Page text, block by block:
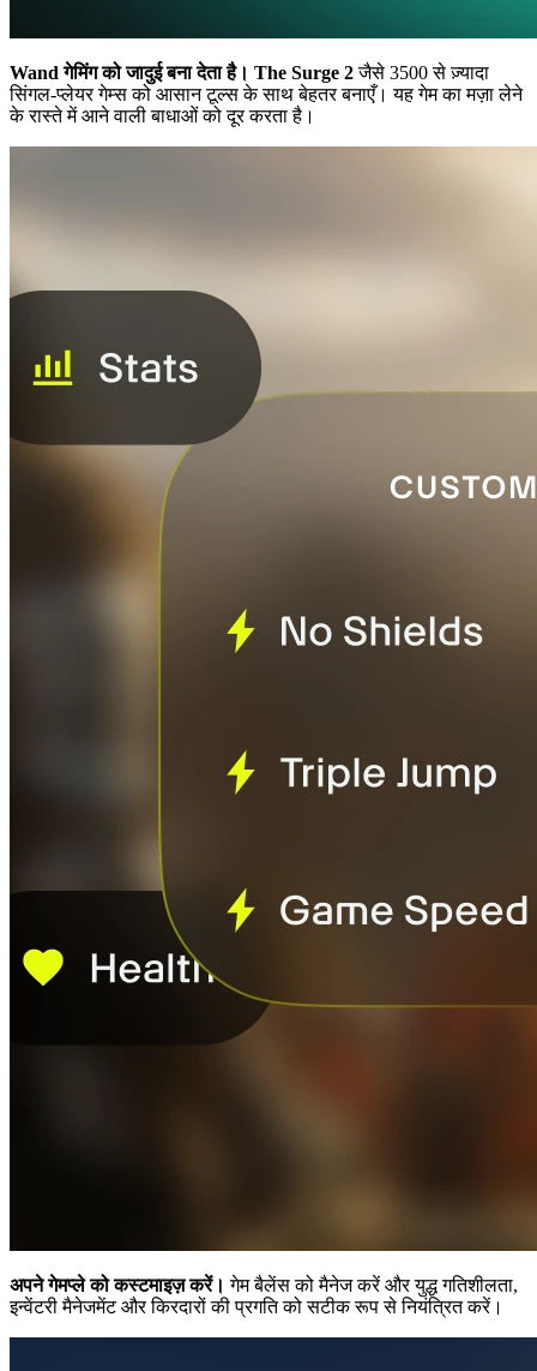
Wand गेमिंग को जादुई बना देता है। The Surge 2जैसे 3500 से ज़्यादा
सिंगल-प्लेयर गेम्स को आसान टूल्स के साथ बेहतर बनाएँ। यह गेम का मज़ा लेने
के रास्ते में आने वाली बाधाओं को दूर करता है।
अपने गेमप्ले को कस्टमाइज़ करें। गेम बैलेंस को मैनेज करें और युद्ध गतिशीलता,
इन्वेंटरी मैनेजमेंट और किरदारों की प्रगति को सटीक रूप से नियंत्रित करें।